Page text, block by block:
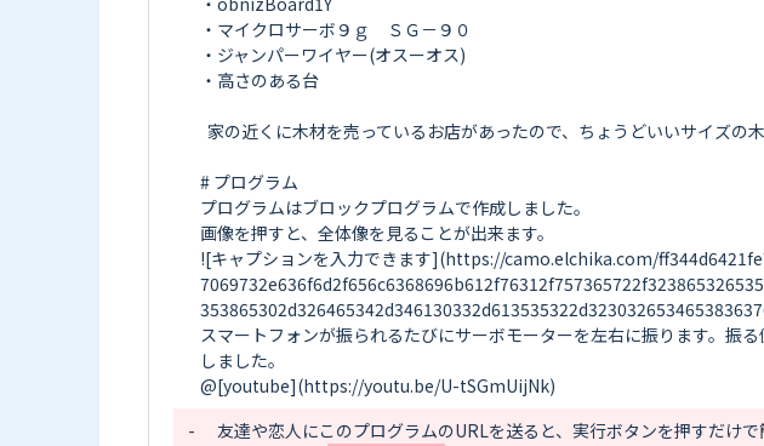
・マイクロサーボ９ｇ　ＳＧ－９０
・ジャンパーワイヤー(オスーオス)
・高さのある台
# プログラム
プログラムはブロックプログラムで作成しました。
画像を押すと、全体像を見ることが出来ます。
![キャプションを入力できます](https://camo.elchika.com/
スマートフォンが振られるたびにサーボモーターを左右に振ります。振
しました。
-
友達や恋人にこのプログラムのURLを送ると、実行ボタンを押すだけ